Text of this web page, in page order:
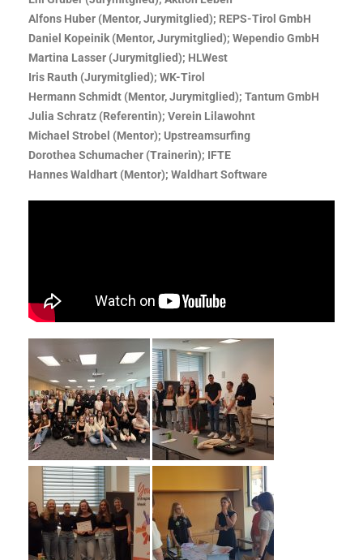
Alfons Huber (Mentor, Jurymitglied); REPS-Tirol GmbH
Daniel Kopeinik (Mentor, Jurymitglied); Wependio GmbH
Martina Lasser (Jurymitglied); HLWest
Iris Rauth (Jurymitglied); WK-Tirol
Hermann Schmidt (Mentor, Jurymitglied); Tantum GmbH
Julia Schratz (Referentin); Verein Lilawohnt
Michael Strobel (Mentor); Upstreamsurfing
Dorothea Schumacher (Trainerin); IFTE
Hannes Waldhart (Mentor); Waldhart Software